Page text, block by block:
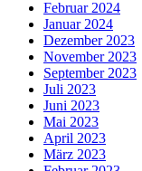
Februar 2024
Januar 2024
Dezember 2023
November 2023
September 2023
Juli 2023
Juni 2023
Mai 2023
April 2023
März 2023